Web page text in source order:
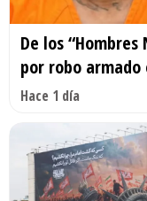
De los
por robo armado
Hace 1 día